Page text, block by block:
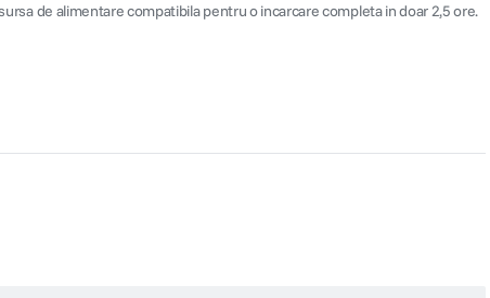
de alimentare compatibila pentru o incarcare completa in doar 2,5 ore.